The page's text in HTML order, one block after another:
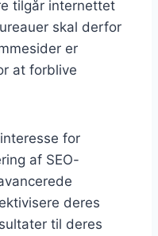
tilgår internettet
skal derfor
er
at forblive
for
af SEO-
deres
til deres